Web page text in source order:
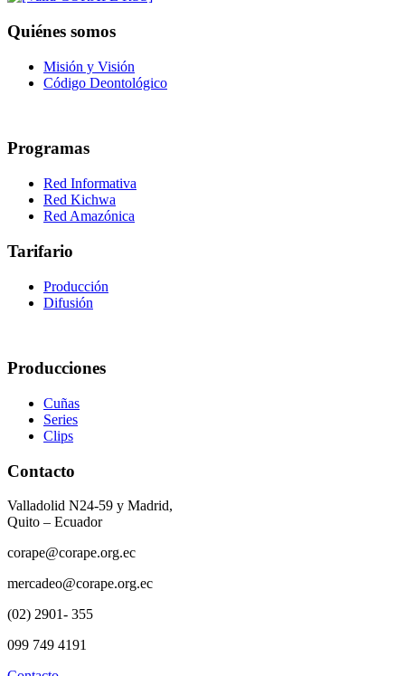
Quiénes somos
Misión y Visión
Código Deontológico
Programas
Red Informativa
Red Kichwa
Red Amazónica
Tarifario
Producción
Difusión
Producciones
Cuñas
Series
Clips
Contacto
Valladolid N24-59 y Madrid,
Quito – Ecuador
corape@corape.org.ec
mercadeo@corape.org.ec
(02) 2901- 355
099 749 4191